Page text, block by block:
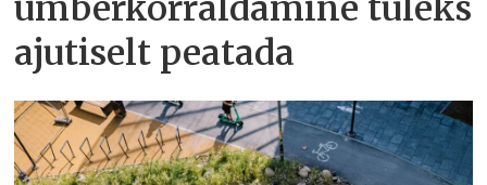
ümberkorraldamine tuleks
ajutiselt peatada